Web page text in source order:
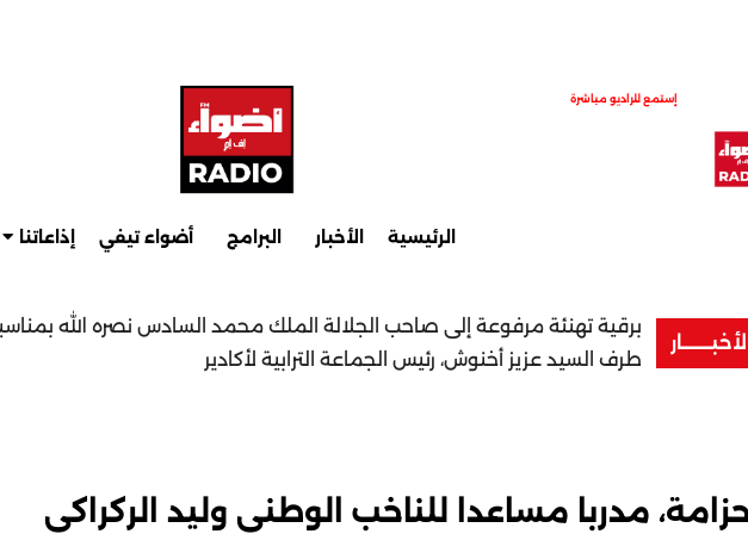
إستمع للراديو مباشرة
الرئيسية الأخبار البرامج أضواء تيفي إذاعاتنا
برقية تهنئة مرفوعة إلى صاحب الجلالة الملك محمد السادس نصره الله
طرف السيد عزيز أخنوش، رئيس الجماعة الترابية لأكادير
مدربا مساعدا للناخب الوطني وليد الركراكي